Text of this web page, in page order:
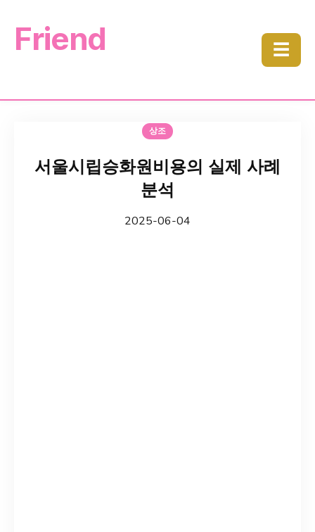
Friend ☰
상조
서울시립승화원비용의 실제 사례
분석
2025-06-04